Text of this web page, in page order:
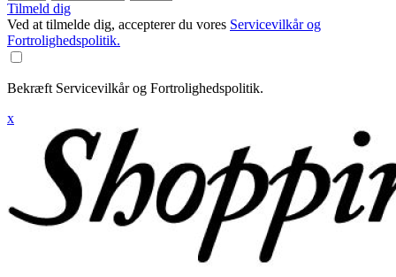
Tilmeld dig
Ved at tilmelde dig, accepterer du vores Servicevilkår og
Fortrolighedspolitik.
Bekræft Servicevilkår og Fortrolighedspolitik.
x